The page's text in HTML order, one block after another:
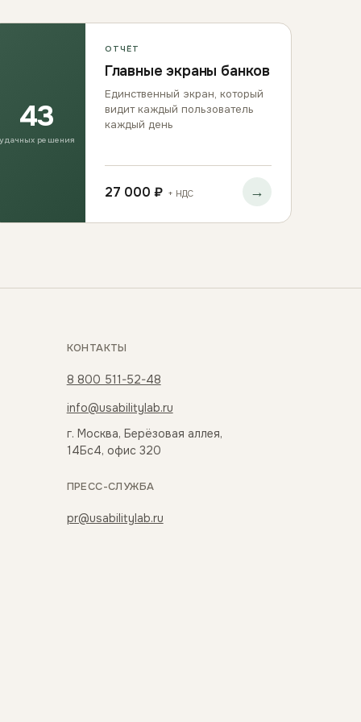
43
решения
ОТЧЁТ
Главные экраны банков
Единственный экран, который
видит каждый пользователь
каждый день
27 000 ₽ + НДС →
КОНТАКТЫ
8 800 511-52-48
info@usabilitylab.ru
г. Москва, Берёзовая аллея,
14Бс4, офис 320
ПРЕСС-СЛУЖБА
pr@usabilitylab.ru